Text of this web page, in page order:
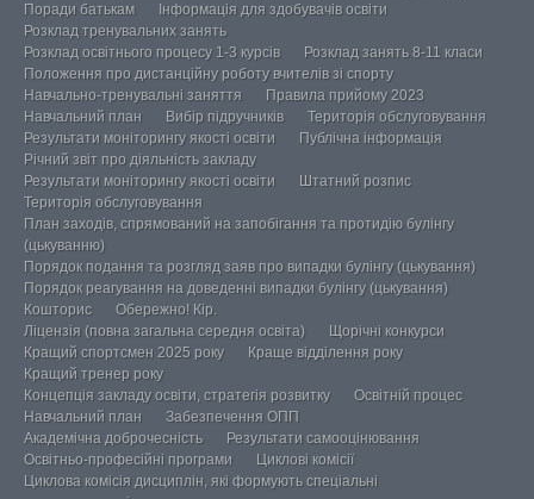
Поради батькам
Інформація для здобувачів освіти
Розклад тренувальних занять
Розклад освітнього процесу 1-3 курсів
Розклад занять 8-11 класи
Положення про дистанційну роботу вчителів зі спорту
Навчально-тренувальні заняття
Правила прийому 2023
Навчальний план
Вибір підручників
Територія обслуговування
Результати моніторингу якості освіти
Публічна інформація
Річний звіт про діяльність закладу
Результати моніторингу якості освіти
Штатний розпис
Територія обслуговування
План заходів, спрямований на запобігання та протидію булінгу
(цькуванню)
Порядок подання та розгляд заяв про випадки булінгу (цькування)
Порядок реагування на доведенні випадки булінгу (цькування)
Кошторис
Обережно! Кір.
Ліцензія (повна загальна середня освіта)
Щорічні конкурси
Кращий спортсмен 2025 року
Краще відділення року
Кращий тренер року
Концепція закладу освіти, стратегія розвитку
Освітній процес
Навчальний план
Забезпечення ОПП
Академічна доброчесність
Результати самооцінювання
Освітньо-професійні програми
Циклові комісії
Циклова комісія дисциплін, які формують спеціальні